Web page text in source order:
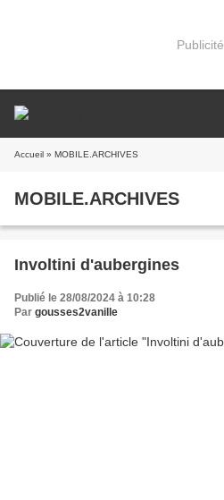
Publicité
Accueil » MOBILE.ARCHIVES
MOBILE.ARCHIVES
Involtini d'aubergines
Publié le 28/08/2024 à 10:28
Par gousses2vanille